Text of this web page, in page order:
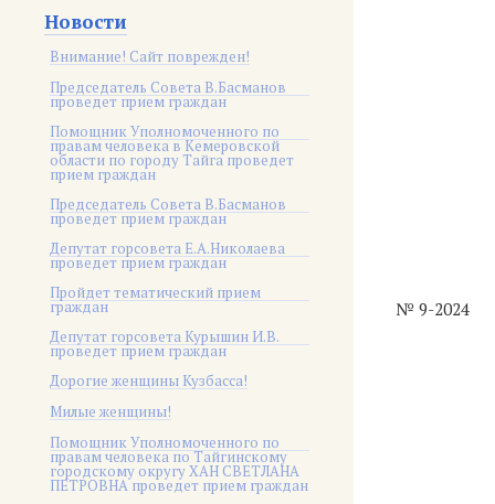
Новости
Внимание! Сайт поврежден!
Председатель Совета В.Басманов
проведет прием граждан
Помощник Уполномоченного по
правам человека в Кемеровской
области по городу Тайга проведет
прием граждан
Председатель Совета В.Басманов
проведет прием граждан
Депутат горсовета Е.А.Николаева
проведет прием граждан
Пройдет тематический прием
граждан
Депутат горсовета Курышин И.В.
проведет прием граждан
Дорогие женщины Кузбасса!
Милые женщины!
Помощник Уполномоченного по
правам человека по Тайгинскому
городскому округу ХАН СВЕТЛАНА
ПЕТРОВНА проведет прием граждан
№ 9-2024